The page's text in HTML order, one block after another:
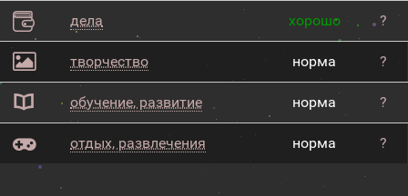
дела хорошо ?
творчество норма ?
обучение, развитие норма ?
отдых, развлечения норма ?